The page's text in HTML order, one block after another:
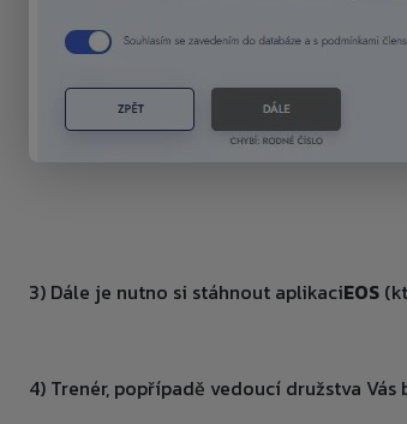
3) Dále je nutno si stáhnout aplikaciEOS
4) Trenér, popřípadě vedoucí družstva